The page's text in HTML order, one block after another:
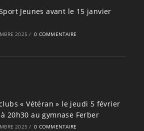
Jeunes avant le 15 janvier
2025 / 0 COMMENTAIRE
« Vétéran » le jeudi 5 février
20h30 au gymnase Ferber
2025 / 0 COMMENTAIRE